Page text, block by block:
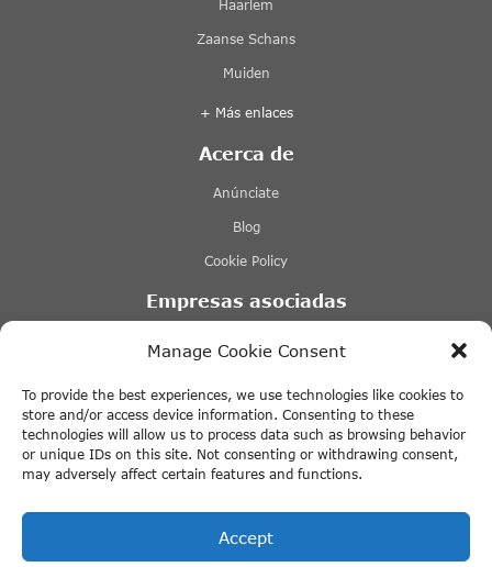
Manage Cookie Consent
To provide the best experiences, we use technologies like cookies to
store and/or access device information. Consenting to these
technologies will allow us to process data such as browsing behavior
or unique IDs on this site. Not consenting or withdrawing consent,
may adversely affect certain features and functions.
Accept
Compra tus entradas con descuento en
Haarlem
Zaanse Schans
Muiden
+ Más enlaces
Acerca de
Anúnciate
Blog
Cookie Policy
Empresas asociadas
Lovers Ámsterdam
Tours & Tickets Ámsterdam
Tiqets
+ Más enlaces